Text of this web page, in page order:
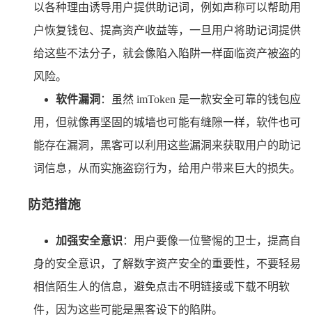
以各种理由诱导用户提供助记词，例如声称可以帮助用
户恢复钱包、提高资产收益等，一旦用户将助记词提供
给这些不法分子，就会像陷入陷阱一样面临资产被盗的
风险。
软件漏洞 ：虽然 imToken 是一款安全可靠的钱包应
用，但就像再坚固的城墙也可能有缝隙一样，软件也可
能存在漏洞，黑客可以利用这些漏洞来获取用户的助记
词信息，从而实施盗窃行为，给用户带来巨大的损失。
防范措施
加强安全意识 ：用户要像一位警惕的卫士，提高自
身的安全意识，了解数字资产安全的重要性，不要轻易
相信陌生人的信息，避免点击不明链接或下载不明软
件，因为这些可能是黑客设下的陷阱。